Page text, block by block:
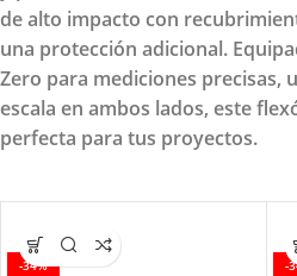
de alto impacto con
una protección adicional.
Zero para mediciones precisas,
escala en ambos lados, este
perfecta para tus proyectos.
-34% -